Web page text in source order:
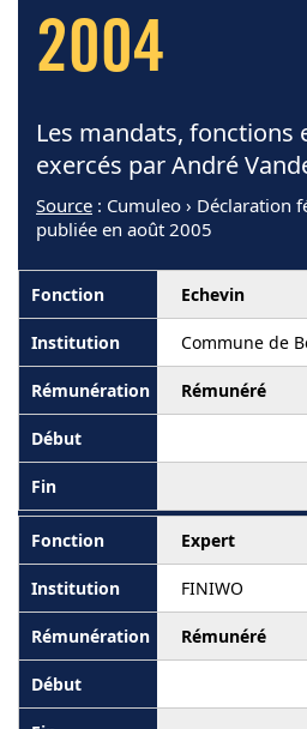
2004
Les mandats, fonctions
exercés par André
Source : Cumuleo › Déclaration
publiée en août 2005
Echevin
Commune de
Rémunéré
Expert
FINIWO
Rémunéré